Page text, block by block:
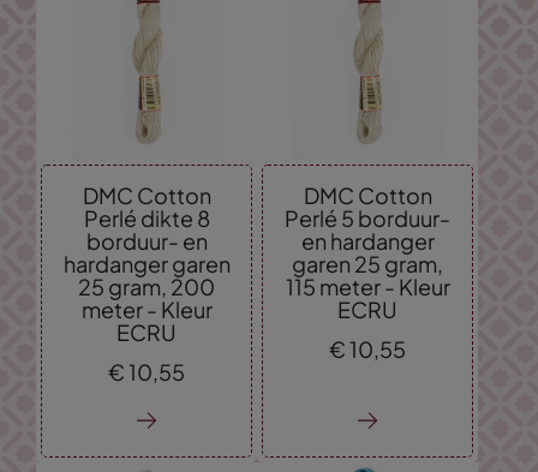
DMC Cotton
Perlé dikte 8
borduur- en
hardanger garen
25 gram, 200
meter - Kleur
ECRU
€10,55
DMC Cotton
Perlé 5 borduur-
en hardanger
garen 25 gram,
115 meter - Kleur
ECRU
€10,55